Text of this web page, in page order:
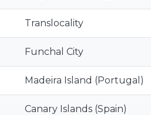
Translocality
Funchal City
Madeira Island (Portugal)
Canary Islands (Spain)